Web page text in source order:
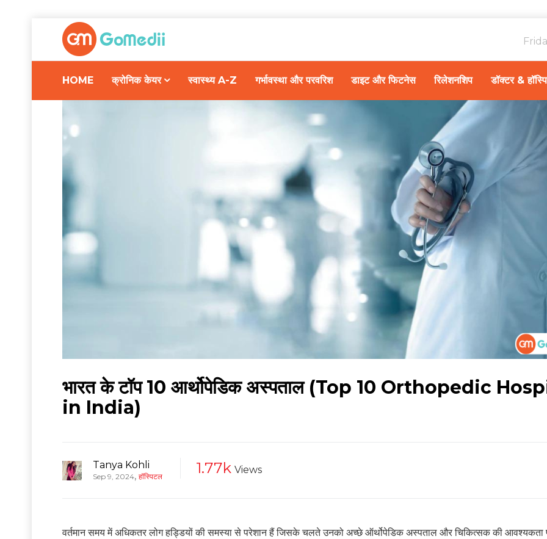
HOME क्रोनिक केयर स्वास्थ्य A-Z गर्भावस्था और परवरिश डाइट और फिटनेस रिलेशनशिप डॉक्टर &
भारत के टॉप 10 आर्थोपेडिक अस्पताल (Top 10 Orthopedic
in India)
Tanya Kohli
Sep 9, 2024, हॉस्पिटल 1.77k Views
वर्तमान समय में अधिकतर लोग हड्डियों की समस्या से परेशान हैं जिसके चलते उनको अच्छे ऑर्थोपेडिक अस्पताल और चिकित्सक की आवश्यकता